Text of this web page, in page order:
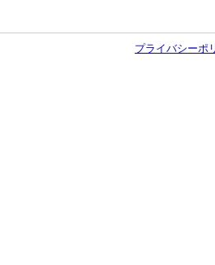
プライバシーポ